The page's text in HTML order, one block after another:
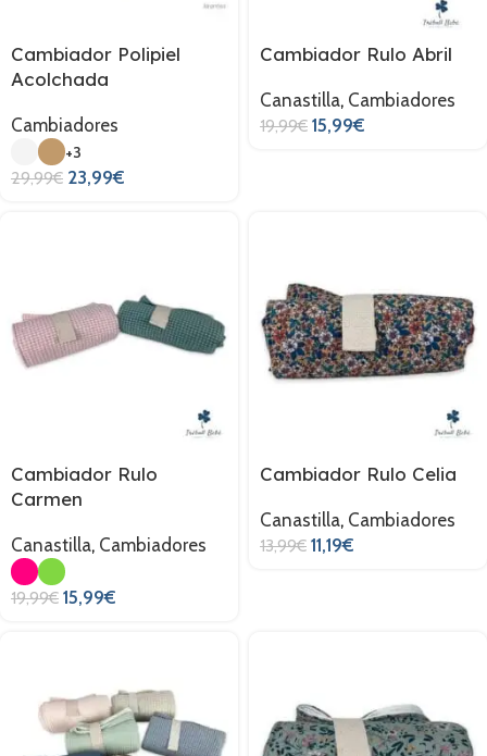
Cambiador Polipiel
Acolchada
Cambiadores
+3
29,99€ 23,99€
Cambiador Rulo Abril
Canastilla, Cambiadores
19,99€ 15,99€
Cambiador Rulo
Carmen
Canastilla, Cambiadores
19,99€ 15,99€
Cambiador Rulo Celia
Canastilla, Cambiadores
13,99€ 11,19€